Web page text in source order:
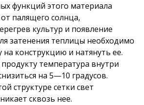
функций этого материала
палящего солнца,
культур и появление
затенения теплицы необходимо
на конструкцию и натянуть ее.
температура внутри
на 5—10 градусов.
структуре сетки свет
сквозь нее.